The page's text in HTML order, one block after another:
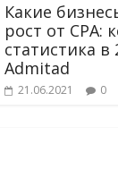
Какие
рост от CPA:
статистика в
Admitad
21.06.2021 0